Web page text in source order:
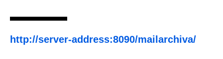
http://server-address:8090/mailarchiva/